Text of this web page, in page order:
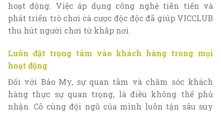
hoạt động. Việc áp dụng công nghệ tiên tiến và
phát triển trò chơi cá cược độc độc đã giúp VICCLUB
thu hút người chơi từ khắp nơi.
Luôn đặt trọng tâm vào khách hàng trong mọi
hoạt động
Đối với Bảo My, sự quan tâm và chăm sóc khách
hàng thực sự quan trọng, là điều không thể phủ
nhận. Cô cùng đội ngũ của mình luôn tận sâu suy